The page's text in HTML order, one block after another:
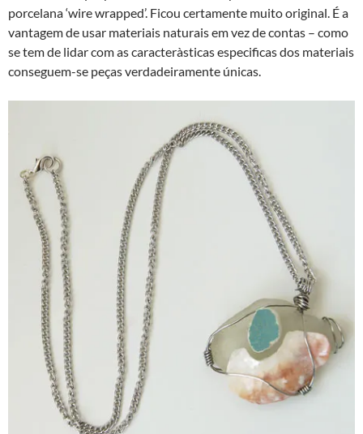
porcelana ‘wire wrapped’. Ficou certamente muito original. É a
vantagem de usar materiais naturais em vez de contas – como
se tem de lidar com as caracterà­sticas especificas dos materiais
conseguem-se peças verdadeiramente únicas.